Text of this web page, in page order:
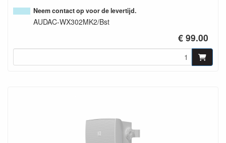
Neem contact op voor de levertijd.
AUDAC-WX302MK2/Bst
€ 99.00